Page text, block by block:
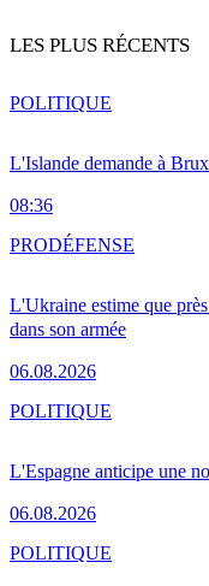
LES PLUS RÉCENTS
L'Islande demande à
08:36
POLITIQUE
L'Ukraine estime que
dans son armée
06.08.2026
PRODÉFENSE
L'Espagne anticipe une
06.08.2026
POLITIQUE
POLITIQUE